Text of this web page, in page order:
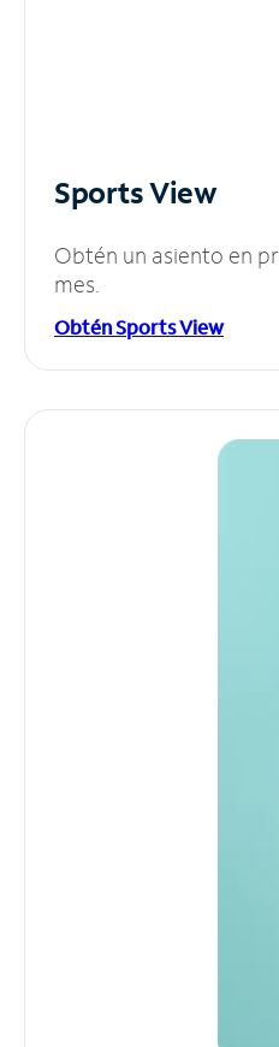
Sports View
Obtén un asiento en
mes.
Obtén Sports View